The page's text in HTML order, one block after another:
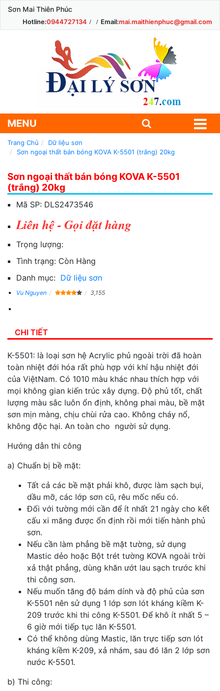
Sơn Mai Thiên Phúc
Hotline:0944727134 Email:mai.maithienphuc@gmail.com
MENU
Trang Chủ
Dữ liệu sơn
Sơn ngoại thất bán bóng KOVA K-5501 (trắng) 20kg
Sơn ngoại thất bán bóng KOVA K-5501
(trắng) 20kg
Mã SP: DLS2473546
Liên hệ - Gọi đặt hàng
Trọng lượng:
Tình trạng: Còn Hàng
Danh mục: Dữ liệu sơn
Vu Nguyen 3,155
CHI TIẾT
K-5501: là loại sơn hệ Acrylic phủ ngoài trời đã hoàn
toàn nhiệt đới hóa rất phù hợp với khí hậu nhiệt đới
của ViệtNam. Có 1010 màu khác nhau thích hợp với
mọi không gian kiến trúc xây dựng. Độ phủ tốt, chất
lượng màu sắc luôn ổn định, không phai màu, bề mặt
sơn mịn màng, chịu chùi rửa cao. Không cháy nổ,
không độc hại. An toàn cho người sử dụng.
Hướng dẫn thi công
a) Chuẩn bị bề mặt:
Tất cả các bề mặt phải khô, được làm sạch bụi,
dầu mỡ, các lớp sơn cũ, rêu mốc nếu có.
Đối với tường mới cần để ít nhất 21 ngày cho kết
cấu xi măng được ổn định rồi mới tiến hành phủ
sơn.
Nếu cần làm phẳng bề mặt tường, sử dụng
Mastic dẻo hoặc Bột trét tường KOVA ngoài trời
xả thật phẳng, dùng khăn ướt lau sạch trước khi
thi công sơn.
Nếu muốn tăng độ bám dính và độ phủ của sơn
K-5501 nên sử dụng 1 lớp sơn lót kháng kiềm K-
209 trước khi thi công K-5501. Để khô ít nhất 5 –
6 giờ mới tiếp tục lăn K-5501.
Có thể không dùng Mastic, lăn trực tiếp sơn lót
kháng kiềm K-209, xả nhám, sau đó lăn 2 lớp sơn
nước K-5501.
b) Thi công: